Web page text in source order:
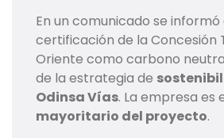
En un comunicado se informó
certificación de la Concesión
Oriente como carbono
de la estrategia de
Odinsa Vías. La empresa es
mayoritario del proyecto.